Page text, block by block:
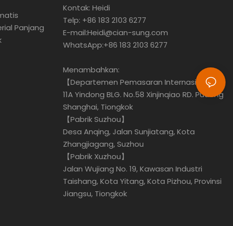
Panjang
Kontak: Heidi
Telp: +86 183 2103 6277
E-mail:Heidi@cian-sung.com
WhatsApp:+86 183 2103 6277
Menambahkan:
【Departemen Pemasaran Internasional】
11A Yindong BLG. No.58 Xinjinqiao RD. Pudong
Shanghai, Tiongkok
【Pabrik Suzhou】
Desa Anqing, Jalan Sunjiatang, Kota
Zhangjiagang, Suzhou
【Pabrik Xuzhou】
Jalan Wujiang No. 19, Kawasan Industri
Taishang, Kota Yitang, Kota Pizhou, Provinsi
Jiangsu, Tiongkok